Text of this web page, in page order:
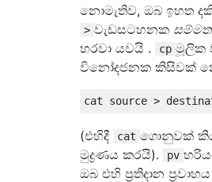
නොමැතිව, ඔබ ඉහත
> වැඩසටහනක සම්මත
හරවා යවයි .
cp මූලික
විනෝදජනක කිසිවක්
(එහිදී cat ගොනුවක්
මුද්‍රණය කරයි).
pv
ඔබ එහි ප්‍රතිදාන